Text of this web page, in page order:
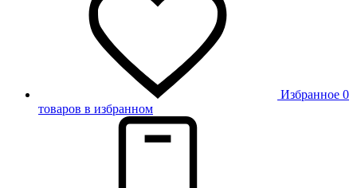
Избранное 0
товаров в избранном